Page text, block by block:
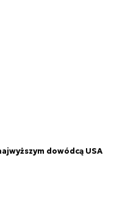
dowódcą USA